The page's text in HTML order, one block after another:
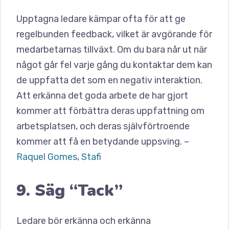
Upptagna ledare kämpar ofta för att ge
regelbunden feedback, vilket är avgörande för
medarbetarnas tillväxt. Om du bara når ut när
något går fel varje gång du kontaktar dem kan
de uppfatta det som en negativ interaktion.
Att erkänna det goda arbete de har gjort
kommer att förbättra deras uppfattning om
arbetsplatsen, och deras självförtroende
kommer att få en betydande uppsving. –
Raquel Gomes,Stafi
9. Säg “Tack”
Ledare bör erkänna och erkänna